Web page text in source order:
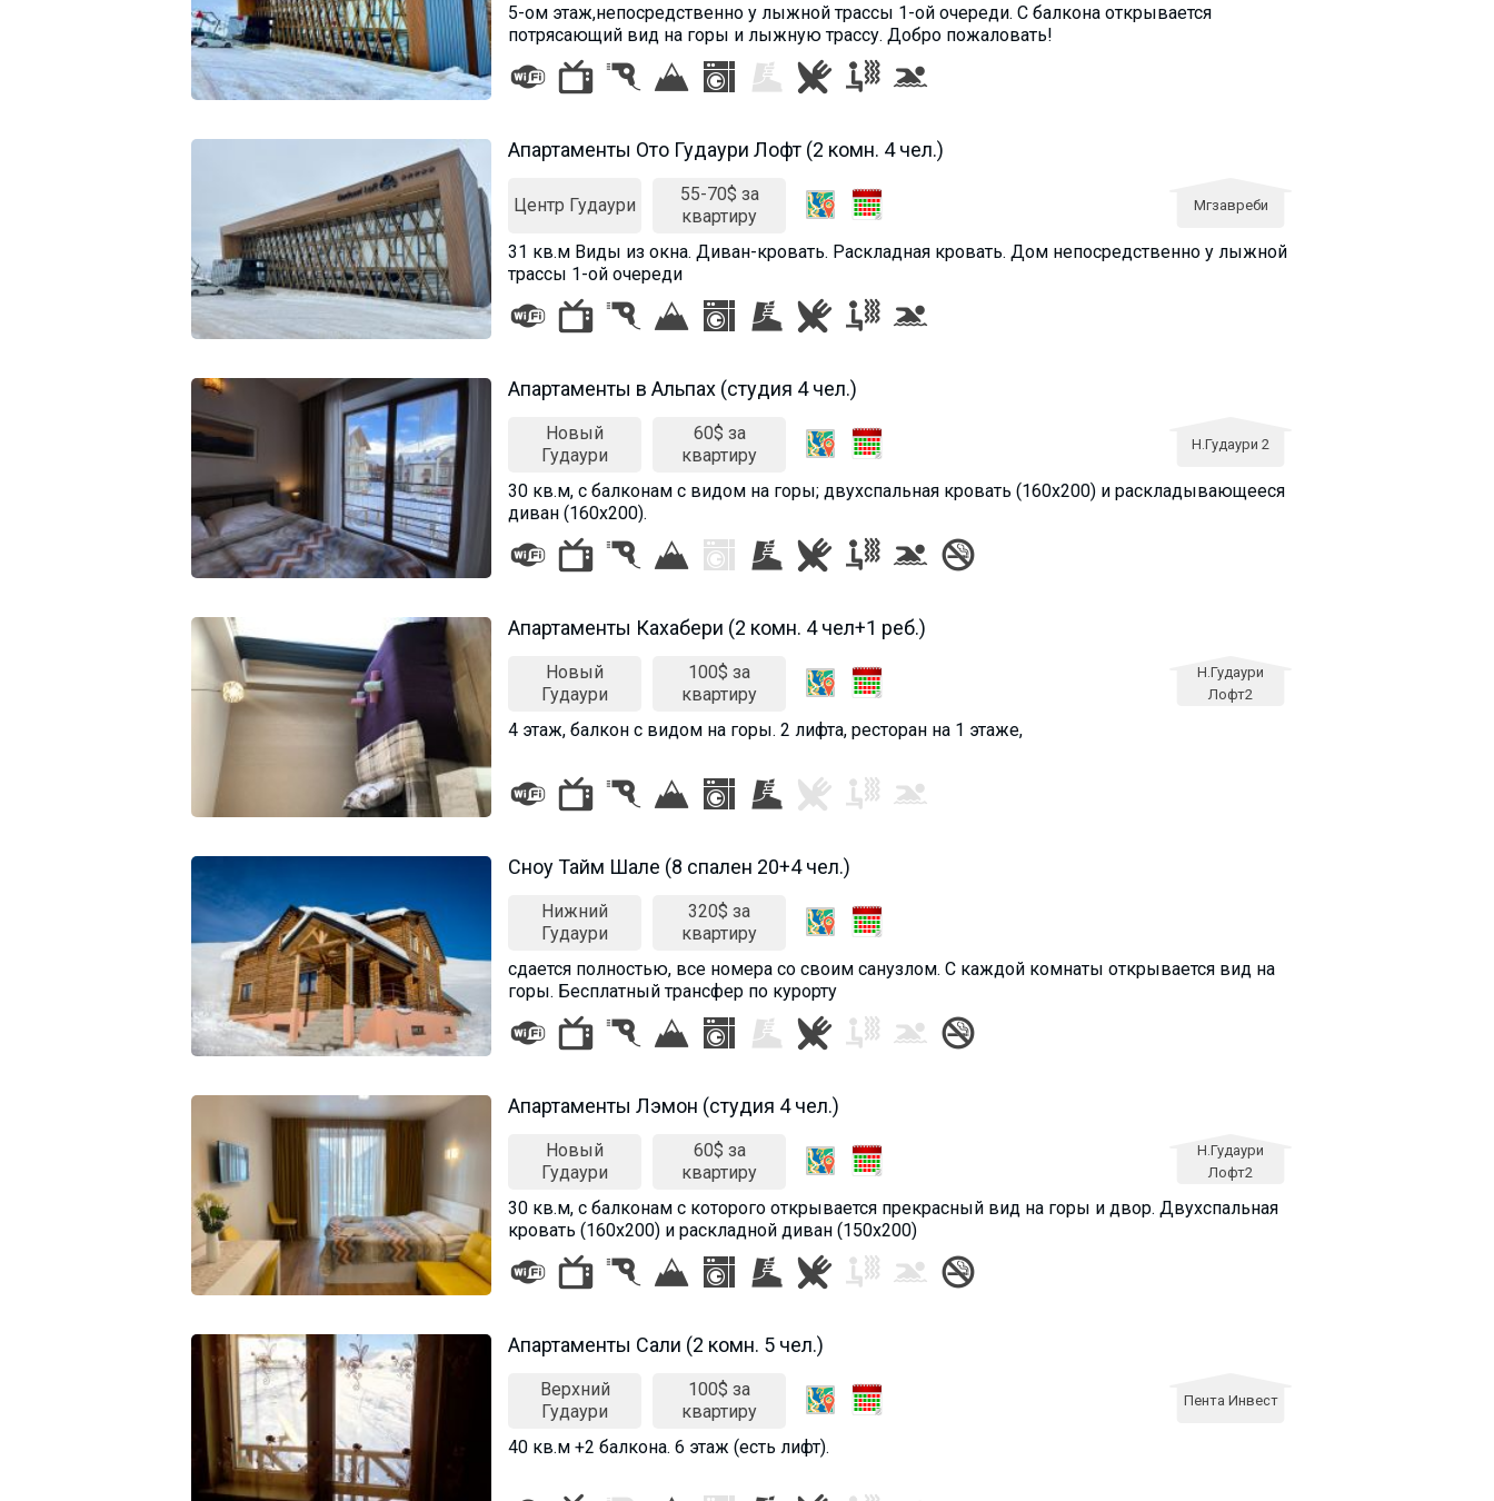
5-ом этаж,непосредственно у лыжной трассы 1-ой очереди. С балкона открывается
потрясающий вид на горы и лыжную трассу. Добро пожаловать!
Апартаменты Ото Гудаури Лофт (2 комн. 4 чел.)
Центр Гудаури
55-70$ за
квартиру
Мгзавреби
31 кв.м Виды из окна. Диван-кровать. Раскладная кровать. Дом непосредственно у лыжной
трассы 1-ой очереди
Aпартаменты в Альпах (студия 4 чел.)
Новый
Гудаури
60$ за
квартиру
Н.Гудаури 2
30 кв.м, с балконам с видом на горы; двухспальная кровать (160х200) и раскладывающееся
диван (160х200).
Апартаменты Кахабери (2 комн. 4 чел+1 реб.)
Новый
Гудаури
100$ за
квартиру
Н.Гудаури
Лофт2
4 этаж, балкон с видом на горы. 2 лифта, ресторан на 1 этаже,
Сноу Тайм Шале (8 спален 20+4 чел.)
Нижний
Гудаури
320$ за
квартиру
сдается полностью, все номера со своим санузлом. С каждой комнаты открывается вид на
горы. Бесплатный трансфер по курорту
Aпартаменты Лэмон (студия 4 чел.)
Новый
Гудаури
60$ за
квартиру
Н.Гудаури
Лофт2
30 кв.м, с балконам с которого открывается прекрасный вид на горы и двор. Двухспальная
кровать (160х200) и раскладной диван (150х200)
Апартаменты Сали (2 комн. 5 чел.)
Верхний
Гудаури
100$ за
квартиру
Пента Инвест
40 кв.м +2 балкона. 6 этаж (есть лифт).